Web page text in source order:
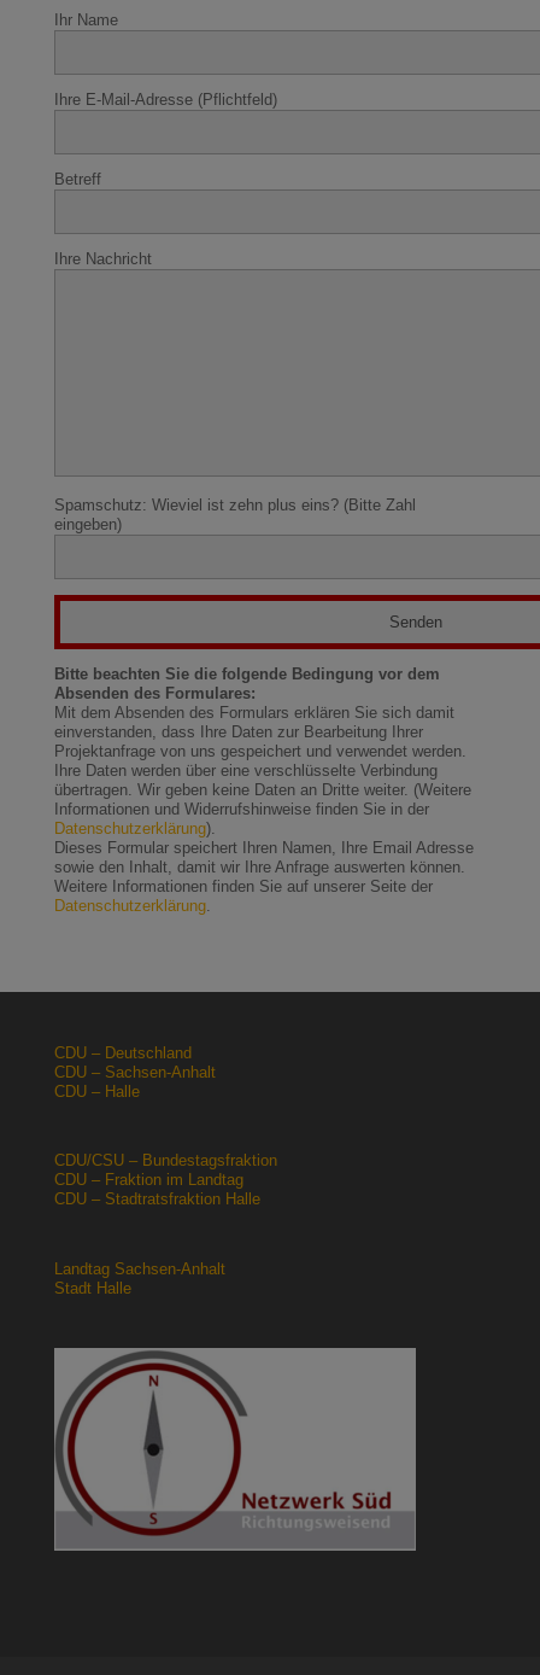
Ihr Name
Ihre E-Mail-Adresse (Pflichtfeld)
Betreff
Ihre Nachricht
Spamschutz: Wieviel ist zehn plus eins? (Bitte Zahl
eingeben)
Bitte beachten Sie die folgende Bedingung vor dem
Absenden des Formulares:
Mit dem Absenden des Formulars erklären Sie sich damit
einverstanden, dass Ihre Daten zur Bearbeitung Ihrer
Projektanfrage von uns gespeichert und verwendet werden.
Ihre Daten werden über eine verschlüsselte Verbindung
übertragen. Wir geben keine Daten an Dritte weiter. (Weitere
Informationen und Widerrufshinweise finden Sie in der
Datenschutzerklärung).
Dieses Formular speichert Ihren Namen, Ihre Email Adresse
sowie den Inhalt, damit wir Ihre Anfrage auswerten können.
Weitere Informationen finden Sie auf unserer Seite der
Datenschutzerklärung.
CDU – Deutschland
CDU – Sachsen-Anhalt
CDU – Halle
CDU/CSU – Bundestagsfraktion
CDU – Fraktion im Landtag
CDU – Stadtratsfraktion Halle
Landtag Sachsen-Anhalt
Stadt Halle